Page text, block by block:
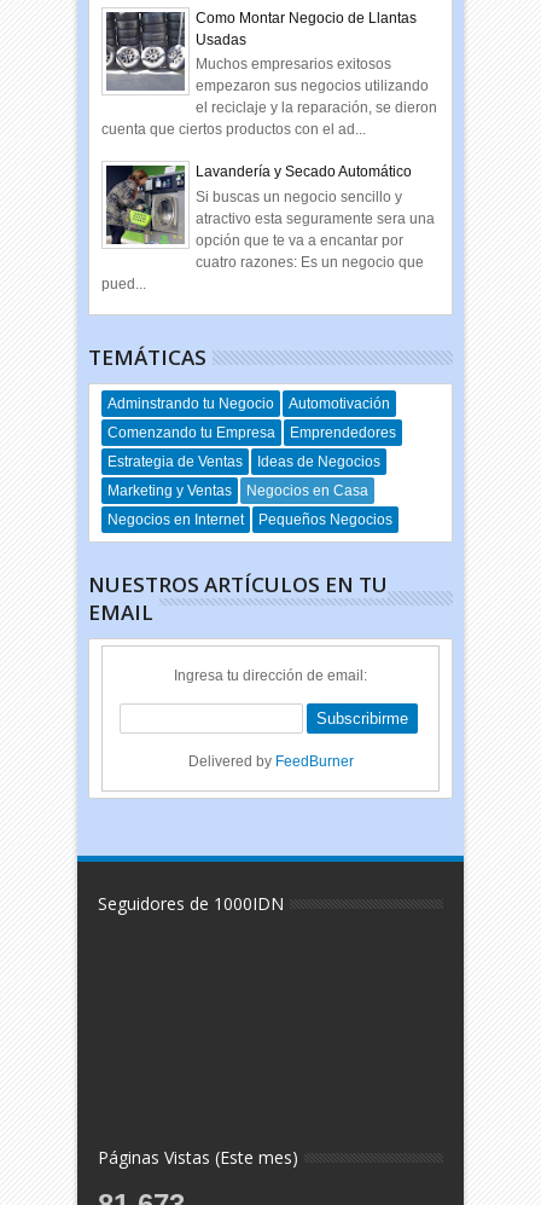
Como Montar Negocio de Llantas
Usadas
Muchos empresarios exitosos
empezaron sus negocios utilizando
el reciclaje y la reparación, se dieron
cuenta que ciertos productos con el ad...
Lavandería y Secado Automático
Si buscas un negocio sencillo y
atractivo esta seguramente sera una
opción que te va a encantar por
cuatro razones: Es un negocio que
pued...
TEMÁTICAS
Adminstrando tu Negocio
Automotivación
Comenzando tu Empresa
Emprendedores
Estrategia de Ventas
Ideas de Negocios
Marketing y Ventas
Negocios en Casa
Negocios en Internet
Pequeños Negocios
NUESTROS ARTÍCULOS EN TU
EMAIL
Ingresa tu dirección de email:
Delivered by FeedBurner
Seguidores de 1000IDN
Páginas Vistas (Este mes)